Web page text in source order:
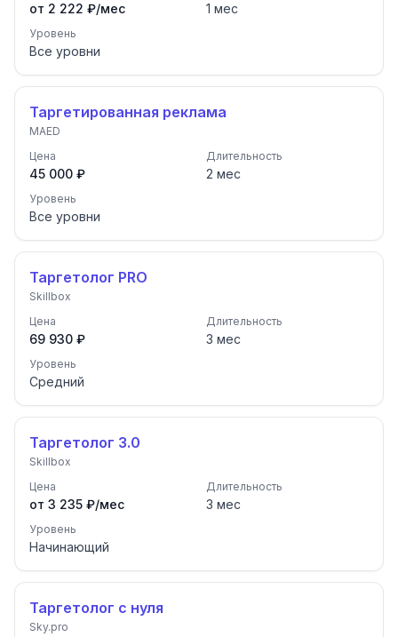
от 2 222 ₽/мес 1 мес
Уровень
Все уровни
Таргетированная реклама
MAED
Цена
45 000 ₽
Длительность
2 мес
Уровень
Все уровни
Таргетолог PRO
Skillbox
Цена
69 930 ₽
Длительность
3 мес
Уровень
Средний
Таргетолог 3.0
Skillbox
Цена
от 3 235 ₽/мес
Длительность
3 мес
Уровень
Начинающий
Таргетолог с нуля
Sky.pro